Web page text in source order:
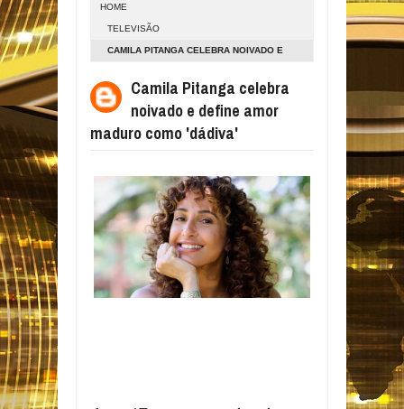
HOME
TELEVISÃO
CAMILA PITANGA CELEBRA NOIVADO E
Camila Pitanga celebra
noivado e define amor
maduro como 'dádiva'